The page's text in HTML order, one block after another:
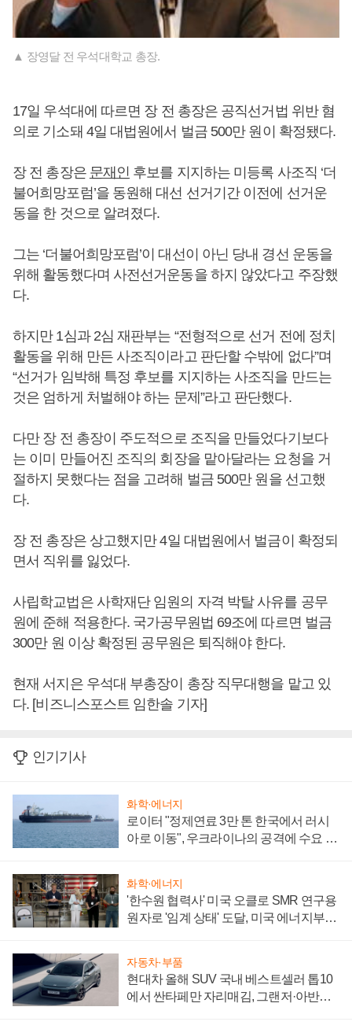
▲ 장영달 전 우석대학교 총장.
17일 우석대에 따르면 장 전 총장은 공직선거법 위반 혐
의로 기소돼 4일 대법원에서 벌금 500만 원이 확정됐다.
장 전 총장은 문재인 후보를 지지하는 미등록 사조직 ‘더
불어희망포럼’을 동원해 대선 선거기간 이전에 선거운
동을 한 것으로 알려졌다.
그는 ‘더불어희망포럼’이 대선이 아닌 당내 경선 운동을
위해 활동했다며 사전선거운동을 하지 않았다고 주장했
다.
하지만 1심과 2심 재판부는 “전형적으로 선거 전에 정치
활동을 위해 만든 사조직이라고 판단할 수밖에 없다”며
“선거가 임박해 특정 후보를 지지하는 사조직을 만드는
것은 엄하게 처벌해야 하는 문제”라고 판단했다.
다만 장 전 총장이 주도적으로 조직을 만들었다기보다
는 이미 만들어진 조직의 회장을 맡아달라는 요청을 거
절하지 못했다는 점을 고려해 벌금 500만 원을 선고했
다.
장 전 총장은 상고했지만 4일 대법원에서 벌금이 확정되
면서 직위를 잃었다.
사립학교법은 사학재단 임원의 자격 박탈 사유를 공무
원에 준해 적용한다. 국가공무원법 69조에 따르면 벌금
300만 원 이상 확정된 공무원은 퇴직해야 한다.
현재 서지은 우석대 부총장이 총장 직무대행을 맡고 있
다. [비즈니스포스트 임한솔 기자]
인기기사
화학·에너지
로이터 "정제연료 3만 톤 한국에서 러시
아로 이동", 우크라이나의 공격에 수요 늘
화학·에너지
'한수원 협력사' 미국 오클로 SMR 연구용
원자로 '임계 상태' 도달, 미국 에너지부
자동차·부품
현대차 올해 SUV 국내 베스트셀러 톱10
에서 싼타페만 자리매김, 그랜저·아반떼